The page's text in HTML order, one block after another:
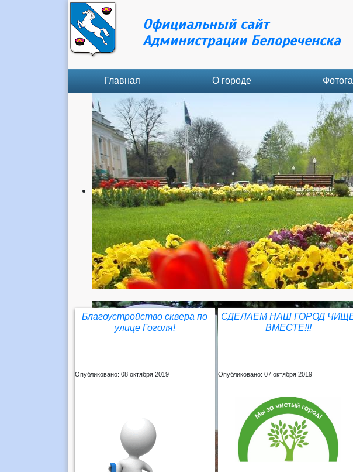
Официальный сайт
Администрации Белореченска
Главная О городе
Благоустройство сквера по
улице Гоголя!
Опубликовано: 08 октября 2019
СДЕЛАЕМ НАШ ГОРОД
ВМЕСТЕ!!!
Опубликовано: 07 октября 2019